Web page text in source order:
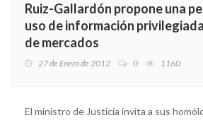
Ruiz-Gallardón propone una
uso de información
de mercados
27 de Enero de 2012 0 1160
El ministro de Justicia invita a sus